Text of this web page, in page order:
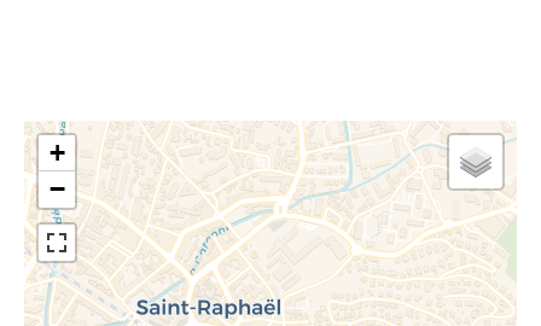
+
−